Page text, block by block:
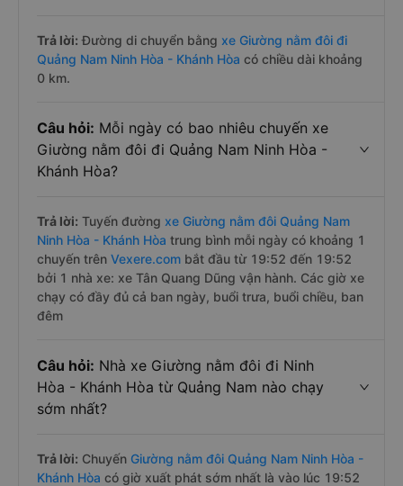
Trả lời: Đường di chuyển bằng xe Giường nằm đôi đi
Quảng Nam Ninh Hòa - Khánh Hòa có chiều dài khoảng
0 km.
Câu hỏi: Mỗi ngày có bao nhiêu chuyến xe
Giường nằm đôi đi Quảng Nam Ninh Hòa -
Khánh Hòa?
Trả lời: Tuyến đường xe Giường nằm đôi Quảng Nam
Ninh Hòa - Khánh Hòa trung bình mỗi ngày có khoảng 1
chuyến trên Vexere.com bắt đầu từ 19:52 đến 19:52
bởi 1 nhà xe: xe Tân Quang Dũng vận hành. Các giờ xe
chạy có đầy đủ cả ban ngày, buổi trưa, buổi chiều, ban
đêm
Câu hỏi: Nhà xe Giường nằm đôi đi Ninh
Hòa - Khánh Hòa từ Quảng Nam nào chạy
sớm nhất?
Trả lời: Chuyến Giường nằm đôi Quảng Nam Ninh Hòa -
Khánh Hòa có giờ xuất phát sớm nhất là vào lúc 19:52